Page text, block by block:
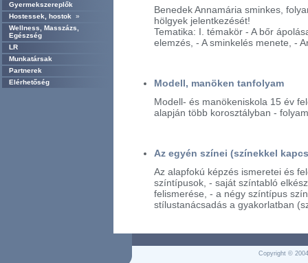
Gyermekszereplők
Hostessek, hostok »
Wellness, Masszázs,
Egészség
LR
Munkatársak
Partnerek
Elérhetőség
Benedek Annamária sminkes,
hölgyek jelentkezését!
Tematika: I. témakör - A bőr
elemzés, - A sminkelés menete, -
Modell, manöken tanfolyam
Modell- és manökeniskola 15 év
alapján több korosztályban -
Az egyén színei (színekkel
Az alapfokú képzés ismeretei és
színtípusok, - saját színtabló
felismerése, - a négy színtípus
stílustanácsadás a gyakorlatban
Copyright ©